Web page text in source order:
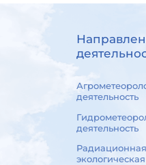
деятельность
деятельность